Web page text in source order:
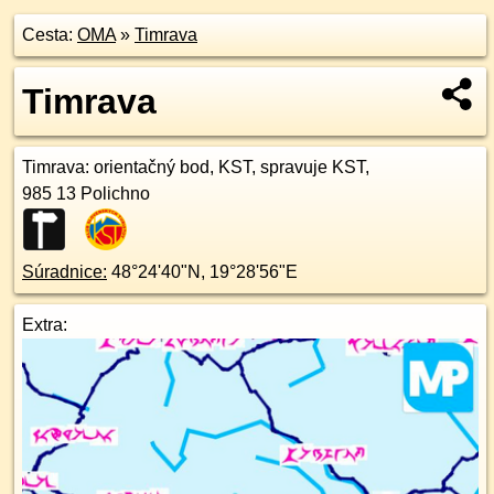
Cesta: OMA» Timrava
Timrava
Timrava: orientačný bod, KST, spravuje KST,
985 13 Polichno
Súradnice: 48°24'40"N , 19°28'56"E
Extra: